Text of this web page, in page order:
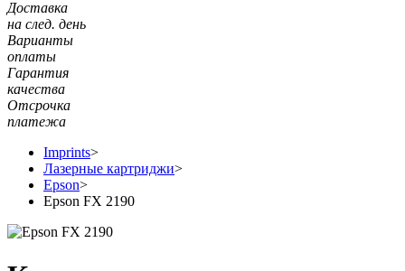
Доставка
на след. день
Варианты
оплаты
Гарантия
качества
Отсрочка
платежа
Imprints>
Лазерные картриджи>
Epson>
Epson FX 2190